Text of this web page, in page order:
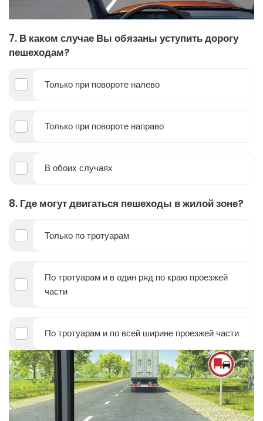
7. В каком случае Вы обязаны уступить дорогу
пешеходам?
Только при повороте налево
Только при повороте направо
В обоих случаях
8. Где могут двигаться пешеходы в жилой зоне?
Только по тротуарам
По тротуарам и в один ряд по краю проезжей
части
По тротуарам и по всей ширине проезжей части